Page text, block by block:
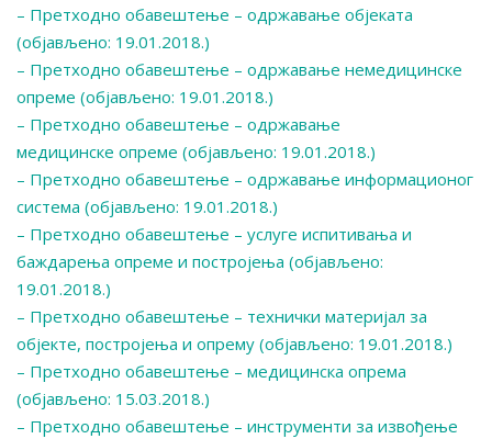
– Претходно обавештење – одржавање објеката
(објављено: 19.01.2018.)
– Претходно обавештење – одржавање немедицинске
опреме (објављено: 19.01.2018.)
– Претходно обавештење – одржавање
медицинске опреме (објављено: 19.01.2018.)
– Претходно обавештење – одржавање информационог
система (објављено: 19.01.2018.)
– Претходно обавештење – услуге испитивања и
баждарења опреме и постројења (објављено:
19.01.2018.)
– Претходно обавештење – технички материјал за
објекте, постројења и опрему (објављено: 19.01.2018.)
– Претходно обавештење – медицинска опрема
(објављено: 15.03.2018.)
– Претходно обавештење – инструменти за извођење